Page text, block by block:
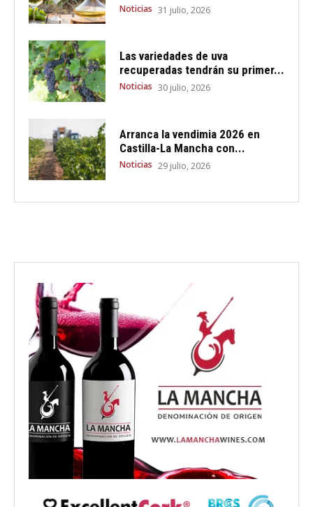
Noticias 31 julio, 2026
Las variedades de uva
recuperadas tendrán su primer...
Noticias 30 julio, 2026
Arranca la vendimia 2026 en
Castilla-La Mancha con...
Noticias 29 julio, 2026